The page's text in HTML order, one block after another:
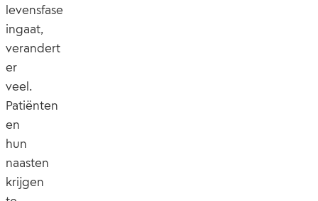
levensfase
ingaat,
verandert
er
veel.
Patiënten
en
hun
naasten
krijgen